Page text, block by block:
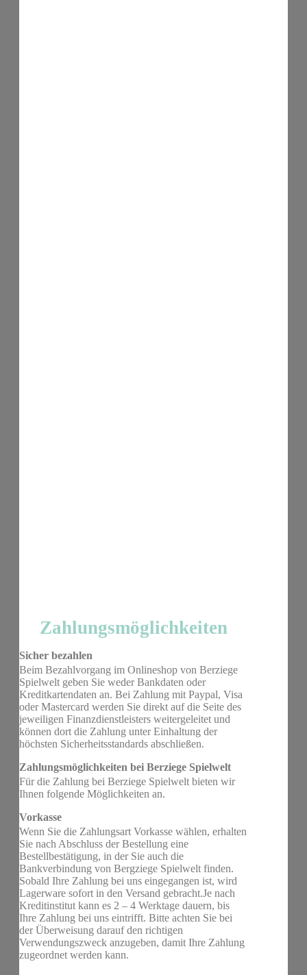
Zahlungsmöglichkeiten
Sicher bezahlen
Beim Bezahlvorgang im Onlineshop von Berziege
Spielwelt geben Sie weder Bankdaten oder
Kreditkartendaten an. Bei Zahlung mit Paypal, Visa
oder Mastercard werden Sie direkt auf die Seite des
jeweiligen Finanzdienstleisters weitergeleitet und
können dort die Zahlung unter Einhaltung der
höchsten Sicherheitsstandards abschließen.
Zahlungsmöglichkeiten bei Berziege Spielwelt
Für die Zahlung bei Berziege Spielwelt bieten wir
Ihnen folgende Möglichkeiten an.
Vorkasse
Wenn Sie die Zahlungsart Vorkasse wählen, erhalten
Sie nach Abschluss der Bestellung eine
Bestellbestätigung, in der Sie auch die
Bankverbindung von Bergziege Spielwelt finden.
Sobald Ihre Zahlung bei uns eingegangen ist, wird
Lagerware sofort in den Versand gebracht.Je nach
Kreditinstitut kann es 2 – 4 Werktage dauern, bis
Ihre Zahlung bei uns eintrifft. Bitte achten Sie bei
der Überweisung darauf den richtigen
Verwendungszweck anzugeben, damit Ihre Zahlung
zugeordnet werden kann.